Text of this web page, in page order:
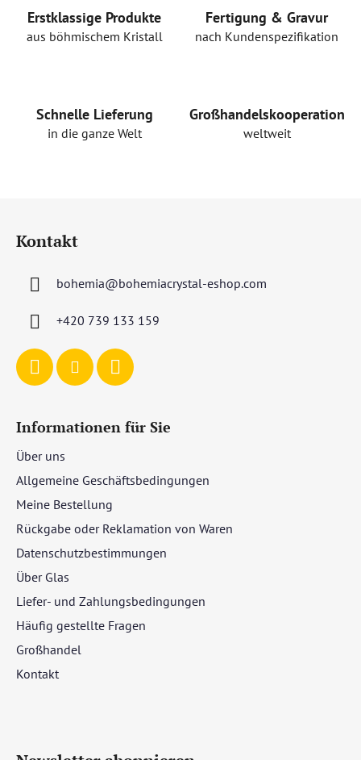
Erstklassige Produkte
aus böhmischem Kristall
Fertigung & Gravur
nach Kundenspezifikation
Schnelle Lieferung
in die ganze Welt
Großhandelskooperation
weltweit
Kontakt
bohemia@bohemiacrystal-eshop.com
+420 739 133 159
Informationen für Sie
Über uns
Allgemeine Geschäftsbedingungen
Meine Bestellung
Rückgabe oder Reklamation von Waren
Datenschutzbestimmungen
Über Glas
Liefer- und Zahlungsbedingungen
Häufig gestellte Fragen
Großhandel
Kontakt